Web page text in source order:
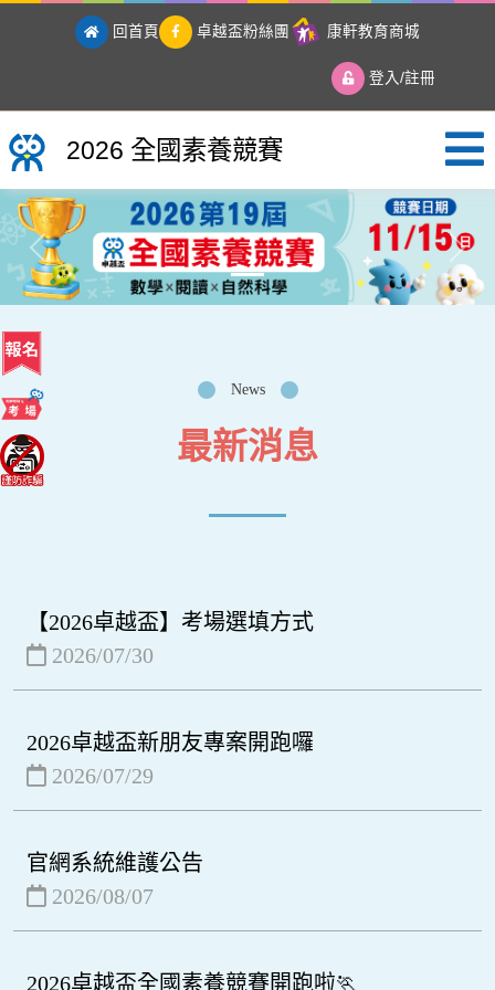
回首頁 卓越盃粉絲團 康軒教育商城
登入/註冊
2026 全國素養競賽
2026 全國素養競賽
Previous Next
News
最新消息
【2026卓越盃】考場選填方式
2026/07/30
2026卓越盃新朋友專案開跑囉
2026/07/29
官網系統維護公告
2026/08/07
2026卓越盃全國素養競賽開跑啦🏃